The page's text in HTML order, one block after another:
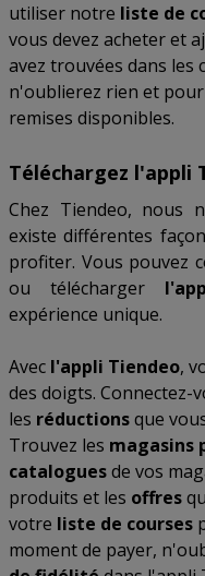
utiliser notre liste de
vous devez acheter et
avez trouvées dans les
n'oublierez rien et
remises disponibles.
Téléchargez l'appli
Chez Tiendeo, nous
existe différentes
profiter. Vous pouvez
ou télécharger
expérience unique.
Avec l'appli Tiendeo,
des doigts.
les réductionsque
Trouvez les magasins
cataloguesde vos
produits et les offres
votre liste de courses
moment de payer,